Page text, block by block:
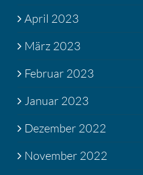
April 2023
März 2023
Februar 2023
Januar 2023
Dezember 2022
November 2022